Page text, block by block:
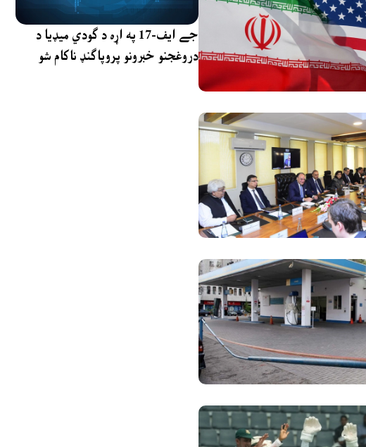
جے ایف-17 په اړه د ګودي میډیا د
دروغجنو خبرونو پروپاګنډ ناکام شو